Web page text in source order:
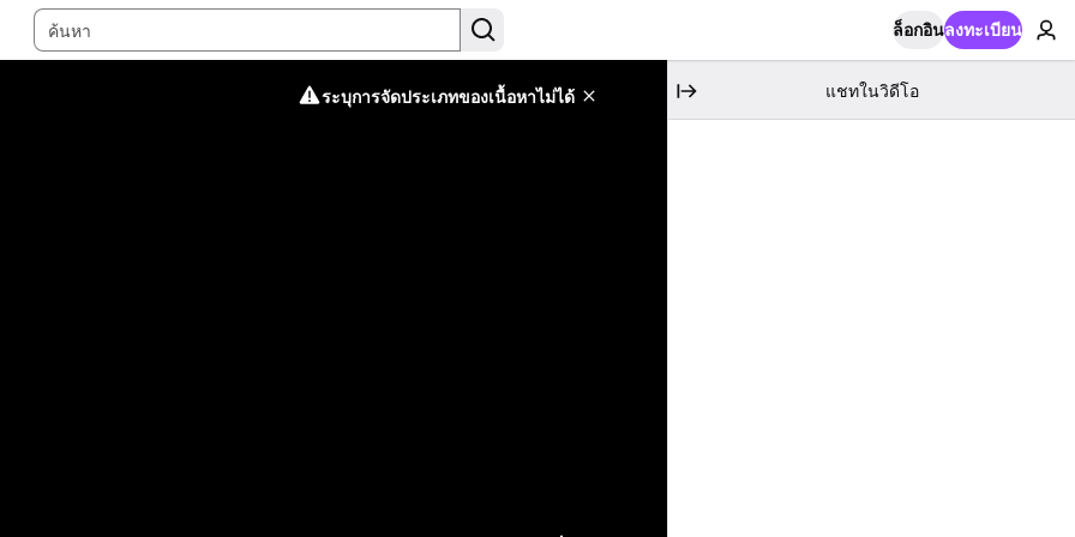
ล็อกอินลงทะเบียน
ระบุการจัดประเภทของเนื้อหาไม่ได้ แชทในวิดีโอ